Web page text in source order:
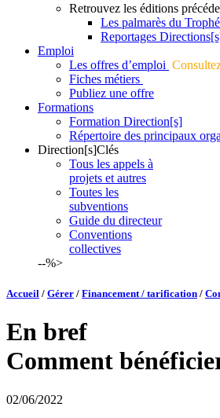
Retrouvez les éditions
Les palmarès du
Reportages
Emploi
Les offres d’emploi
Fiches métiers
Publiez une offre
Formations
Formation Direction[s]
Répertoire des principaux
Direction[s]Clés
Tous les appels à
projets et autres
Toutes les
subventions
Guide du directeur
Conventions
collectives
--%>
Accueil / Gérer / Financement / tarification /
En bref
Comment
02/06/2022